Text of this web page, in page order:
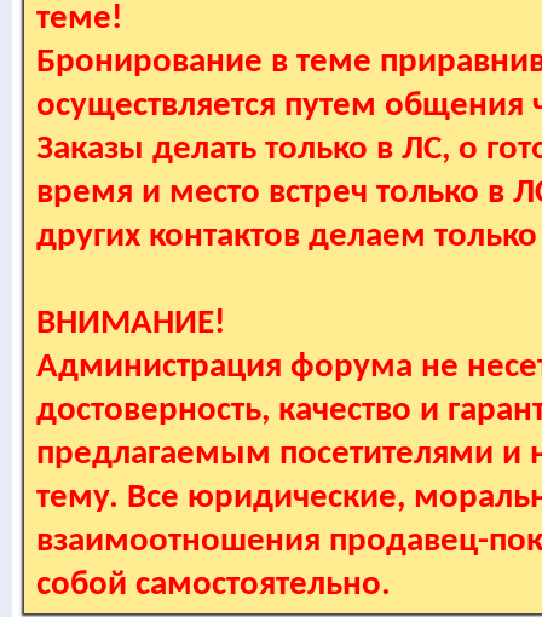
теме!
Бронирование в теме
осуществляется путем
Заказы делать только в ЛС, о
время и место встреч только в
других контактов делаем
ВНИМАНИЕ!
Администрация форума не
достоверность, качество и
предлагаемым посетителями и
тему. Все юридические,
взаимоотношения продавец-
собой самостоятельно.